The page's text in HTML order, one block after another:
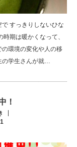
すっきりしないひな
期は暖かくなって、
環境の変化や人の移
の学生さんが就…
！